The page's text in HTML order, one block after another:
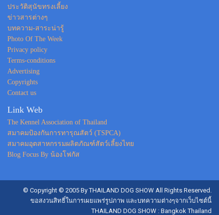
ประวัติสุนัขทรงเลี้ยง
ข่าวสารต่างๆ
บทความ-สาระน่ารู้
Photo Of The Week
Privacy policy
Terms-conditions
Advertising
Copyrights
Contact us
Link Web
The Kennel Association of Thailand
สมาคมป้องกันการทารุณสัตว์ (TSPCA)
สมาคมอุตสาหกรรมผลิตภัณฑ์สัตว์เลี้ยงไทย
Blog Focus By น้องโฟกัส
© Copyright © 2005 By THAILAND DOG SHOW All Rights Reserved.
ขอสงวนสิทธิ์ในการเผยแพร่รูปภาพ และบทความต่างๆจากเว็บไซต์นี้
THAILAND DOG SHOW : Bangkok Thailand